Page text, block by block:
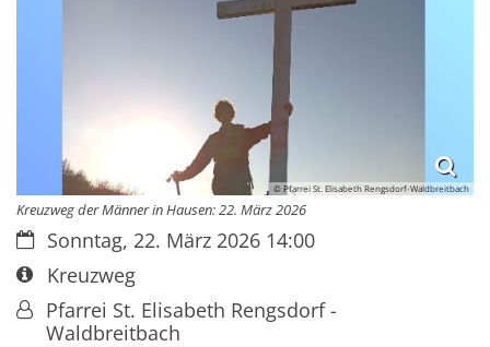
© Pfarrei St. Elisabeth Rengsdorf-Waldbreitbach
Kreuzweg der Männer in Hausen: 22. März 2026
Datum:Sonntag, 22. März 2026 14:00
Art bzw. Nummer:
Kreuzweg
Von:Pfarrei St. Elisabeth Rengsdorf -
Waldbreitbach